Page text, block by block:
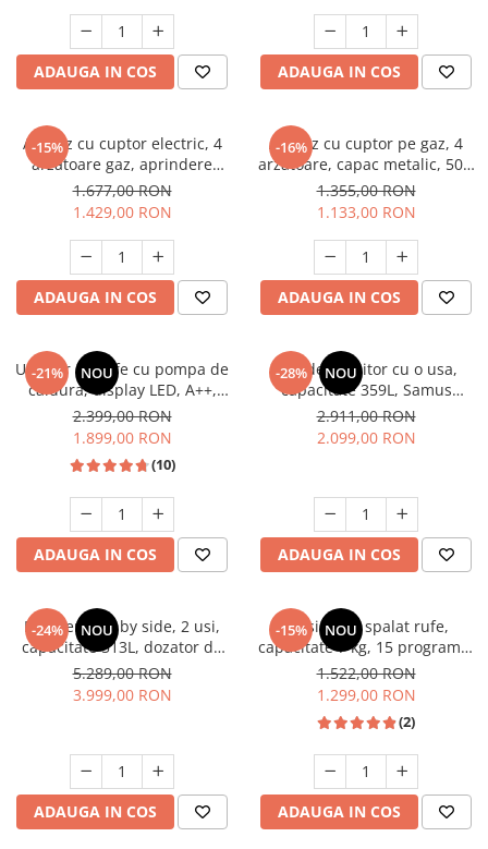
Masini de spalat vase incorporabile
Masini de spalat vase
independente
Pachete Incorporabile
Pirostrii & Arzatoare
Plasa umbrire
Pompe de stropit
Radiatoare
Semanatoare,Plantatoare
Sobe pe gaz & electrice
Suflante & Aspiratoare
Aspiratoare
Suflante Frunze
Unelte Gradinarit
Ventilatoare & Sisteme Racire
Aparate de aer conditionat
Zootehnie
Foarfeci tuns oi
Incubatoare oua
Scala Graphite Grey
ADAUGA IN COS ADAUGA IN COS
-15%
Aragaz cu cuptor electric, 4
arzatoare gaz, aprindere
electrica, ventilator, lumina
cuptor, Bej, NOBELTEK
1.677,00 RON
1.429,00 RON
ADAUGA IN COS
-16%
Aragaz cu cuptor pe gaz, 4
arzatoare, capac metalic, 50 x
60 cm, 2 in 1, GPL+GN, Gri,
LDK
1.355,00 RON
1.133,00 RON
ADAUGA IN COS
-21% NOU
Uscator de rufe cu pompa de
caldura, display LED, A++,
functie antisifonare, A++,
capacitate 8 kg, 13 programe
Heinner
2.399,00 RON
1.899,00 RON
(10)
ADAUGA IN COS
-28% NOU
Frigider, racitor cu o usa,
capacitate 359L, Samus
SRX474NFE
2.911,00 RON
2.099,00 RON
ADAUGA IN COS
-24% NOU
Frigider side by side, 2 usi,
capacitate 513L, dozator de
apa si gheata, FULL NO
FROST, afisaj LCD, dual
inverter,Samus SSX-670NFIDE
5.289,00 RON
3.999,00 RON
ADAUGA IN COS
-15% NOU
Masina de spalat rufe,
capacitate 7 kg, 15 programe,
afisaj LED, 1200 Rpm, alb,
HEINNER
1.522,00 RON
1.299,00 RON
(2)
ADAUGA IN COS